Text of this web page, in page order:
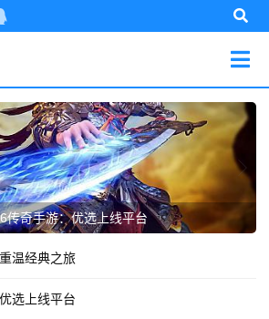
传奇手游：优选上线平台
温经典之旅
选上线平台